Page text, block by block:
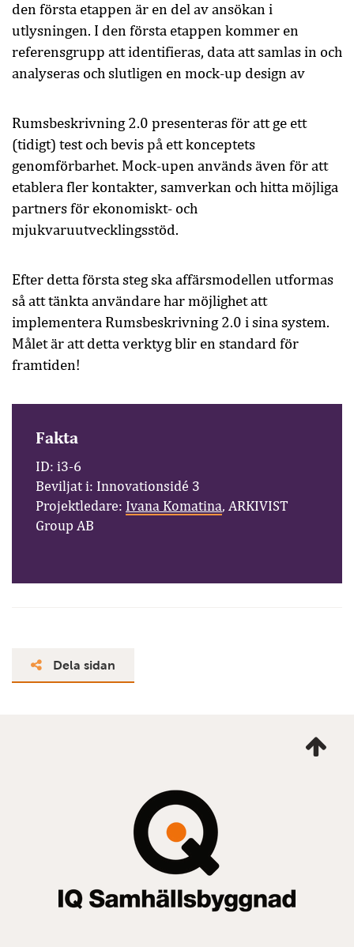
den första etappen är en del av ansökan i
utlysningen. I den första etappen kommer en
referensgrupp att identifieras, data att samlas in och
analyseras och slutligen en mock-up design av
Rumsbeskrivning 2.0 presenteras för att ge ett
(tidigt) test och bevis på ett konceptets
genomförbarhet. Mock-upen används även för att
etablera fler kontakter, samverkan och hitta möjliga
partners för ekonomiskt- och
mjukvaruutvecklingsstöd.
Efter detta första steg ska affärsmodellen utformas
så att tänkta användare har möjlighet att
implementera Rumsbeskrivning 2.0 i sina system.
Målet är att detta verktyg blir en standard för
framtiden!
Fakta
ID: i3-6
Beviljat i: Innovationsidé 3
Projektledare: Ivana Komatina, ARKIVIST
Group AB
Dela sidan
mig